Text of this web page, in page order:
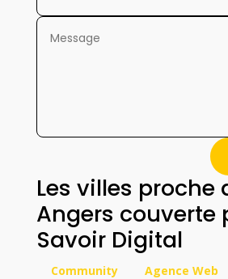
Les villes proche
Angers couverte
Savoir Digital
Community
Agence Web